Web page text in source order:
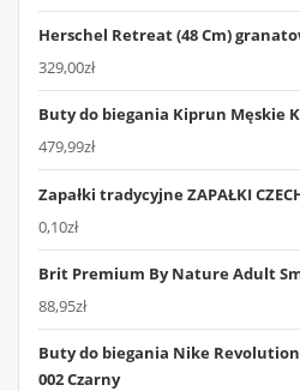
Herschel Retreat (48 Cm)
329,00zł
Buty do biegania Kiprun Męskie
479,99zł
Zapałki tradycyjne ZAPAŁKI
0,10zł
Brit Premium By Nature Adult
88,95zł
Buty do biegania Nike Revolution
002 Czarny